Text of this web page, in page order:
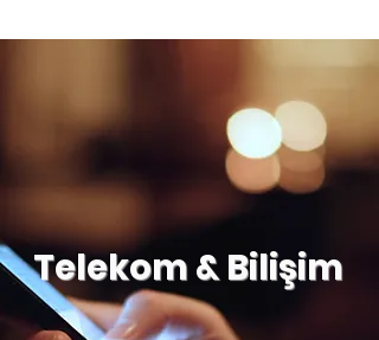
Telekom & Bilişim